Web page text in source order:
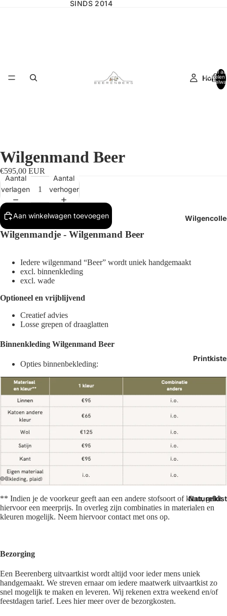
SINDS 2014
Home
Totaal
artikelen
Afbeelding
openen
in
Afbeelding
openen
in
Afbeelding
openen
in
Afbeelding
openen
in
Afbeelding
openen
in
Afbeelding
openen
in
Wilgenmand Beer
€595,00 EUR
Aantal
verlagen
Aantal
verhogen
Aan winkelwagen toevoegen
Wilgenmandje - Wilgenmand Beer
Iedere wilgenmand “Beer” wordt uniek handgemaakt
excl. binnenkleding
excl. wade
Optioneel en vrijblijvend
Creatief advies
Losse grepen of draaglatten
Binnenkleding Wilgenmand Beer
Opties binnenbekleding:
** Indien je de voorkeur geeft aan een andere stofsoort of kleur, geldt
hiervoor een meerprijs. In overleg zijn combinaties in materialen en
kleuren mogelijk. Neem hiervoor contact met ons op.
Bezorging
Een Beerenberg uitvaartkist wordt altijd voor ieder mens uniek
handgemaakt. We streven ernaar om iedere maatwerk uitvaartkist zo
snel mogelijk te maken en leveren. Wij rekenen extra weekend en/of
feestdagen tarief. Lees hier meer over de bezorgkosten.